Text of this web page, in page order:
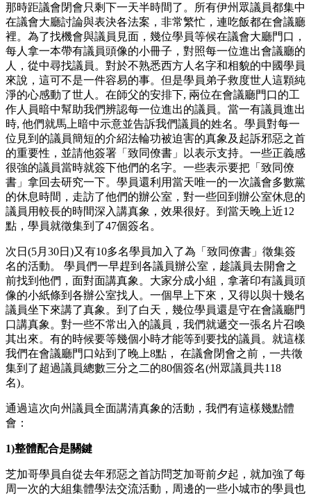
那時距議會閉會只剩下一天半時間了。所有伊州眾議員都集中
在議會大廳討論與表決各法案，非常繁忙，連吃飯都在會議廳
裡。為了找機會與議員見面，幾位學員等候在議會大廳門口，
每人拿一本帶有議員頭像的小冊子，對照每一位進出會議廳的
人，從中尋找議員。對於不熟悉西方人名字和相貌的中國學員
來說，這可不是一件容易的事。但是學員弟子救度世人這顆純
淨的心感動了世人。在師父的安排下, 兩位在會議廳門口的工
作人員暗中幫助我們辨認每一位進出的議員。當一有議員進出
時, 他們就馬上暗中示意並告訴我們議員的姓名。學員對每一
位見到的議員簡短的介紹法輪功被迫害的真象及起訴邪惡之首
的重要性，並請他簽署「致同僚書」以表示支持。一些正義感
很強的議員當時就簽下他們的名字。一些表示要把「致同僚
書」拿回去研究一下。學員還利用當天唯一的一次議會多數黨
的休息時間，走訪了他們的辦公室，對一些回到辦公室休息的
議員用較長的時間深入講真象，效果很好。到當天晚上近12
點，學員就徵集到了47個簽名。
次日(5月30日)又有10多名學員加入了為「致同僚書」徵集簽
名的活動。 學員們一早趕到各議員辦公室，趁議員去開會之
前找到他們，面對面講真象。大家分成小組，拿著印有議員頭
像的小紙條到各辦公室找人。一個早上下來，又得以與十幾名
議員坐下來講了真象。到了白天，幾位學員還是守在會議廳門
口講真象。對一些不常出入的議員，我們就遞交一張名片召喚
其出來。有的時候要等幾個小時才能等到要找的議員。就這樣
我們在會議廳門口站到了晚上8點， 在議會閉會之前，一共徵
集到了超過議員總數三分之二的80個簽名(州眾議員共118
名)。
通過這次向州議員全面講清真象的活動，我們有這樣幾點體
會：
1)整體配合是關鍵
芝加哥學員自從去年邪惡之首訪問芝加哥前夕起，就加強了每
周一次的大組集體學法交流活動，周邊的一些小城市的學員也